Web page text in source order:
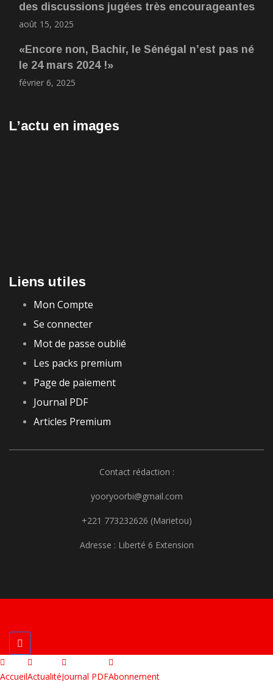
des discussions jugées très encourageantes
août 15, 2025
«Encore non, Bachir, le Sénégal n’est pas né
le 24 mars 2024 !»
février 6, 2025
L’actu en images
Liens utiles
Mon Compte
Se connecter
Mot de passe oublié
Les packs premium
Page de paiement
Journal PDF
Articles Premium
Contact rédaction :
yooryoorbi@gmail.com
+221 773232626 (Marietou)
Adresse : Liberté 6 Extension
AccueilActualitéJournal PDFAbonnement